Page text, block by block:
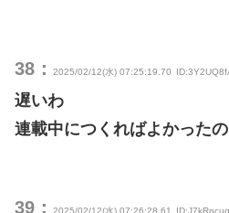
38： 2025/02/12(水) 07:25:19.70
遅いわ
連載中につくればよかった
39： 2025/02/12(水) 07:26:28.61